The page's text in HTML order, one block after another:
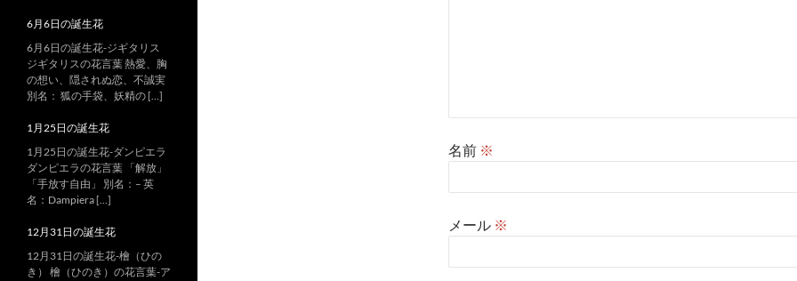
名前 ※
メール ※
6月6日の誕生花
6月6日の誕生花-ジギタリス
ジギタリスの花言葉 熱愛、胸
の想い、隠されぬ恋、不誠実
別名： 狐の手袋、妖精の […]
1月25日の誕生花
1月25日の誕生花-ダンピエラ
ダンピエラの花言葉 「解放」
「手放す自由」 別名：– 英
名：Dampiera […]
12月31日の誕生花
12月31日の誕生花-檜（ひの
き） 檜（ひのき）の花言葉-ア